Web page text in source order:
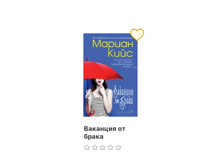
Ваканция от
брака